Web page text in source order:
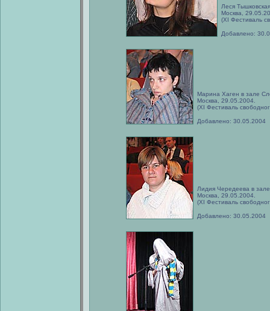
Леся
Москва,
(XI Фестиваль
Добавлено:
Марина Хаген в зале
Москва, 29.05.2004.
(XI Фестиваль
Добавлено: 30.05.2004
Лидия Чередеева в
Москва, 29.05.2004.
(XI Фестиваль
Добавлено: 30.05.2004